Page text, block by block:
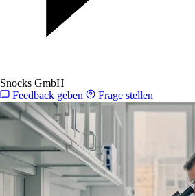
Snocks GmbH
Feedback geben
Frage stellen